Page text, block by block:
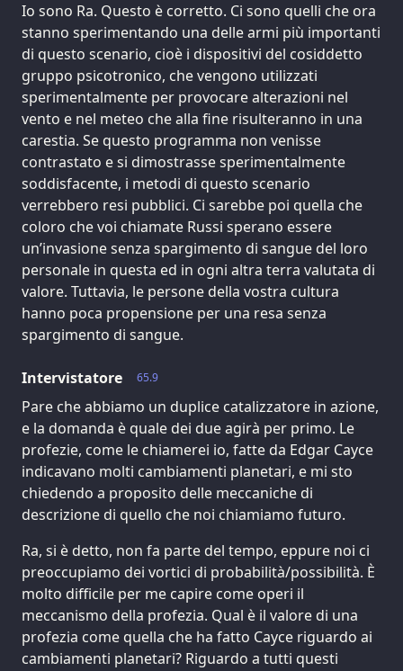
Io sono Ra. Questo è corretto. Ci sono quelli che ora
stanno sperimentando una delle armi più importanti
di questo scenario, cioè i dispositivi del cosiddetto
gruppo psicotronico, che vengono utilizzati
sperimentalmente per provocare alterazioni nel
vento e nel meteo che alla fine risulteranno in una
carestia. Se questo programma non venisse
contrastato e si dimostrasse sperimentalmente
soddisfacente, i metodi di questo scenario
verrebbero resi pubblici. Ci sarebbe poi quella che
coloro che voi chiamate Russi sperano essere
un’invasione senza spargimento di sangue del loro
personale in questa ed in ogni altra terra valutata di
valore. Tuttavia, le persone della vostra cultura
hanno poca propensione per una resa senza
spargimento di sangue.
65.9
Intervistatore
Pare che abbiamo un duplice catalizzatore in azione,
e la domanda è quale dei due agirà per primo. Le
profezie, come le chiamerei io, fatte da Edgar Cayce
indicavano molti cambiamenti planetari, e mi sto
chiedendo a proposito delle meccaniche di
descrizione di quello che noi chiamiamo futuro.
Ra, si è detto, non fa parte del tempo, eppure noi ci
preoccupiamo dei vortici di probabilità/possibilità. È
molto difficile per me capire come operi il
meccanismo della profezia. Qual è il valore di una
profezia come quella che ha fatto Cayce riguardo ai
cambiamenti planetari? Riguardo a tutti questi